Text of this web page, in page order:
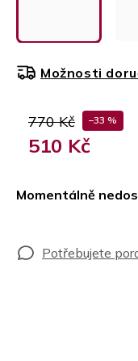
770 Kč –33 %
510 Kč
Momentálně
Možnosti